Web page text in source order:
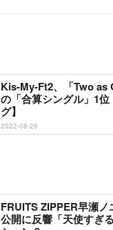
Kis-My-Ft2、「Two as
の「合算シングル」1
グ】
2022-08-26
FRUITS ZIPPER早瀬
公開に反響「天使すぎ